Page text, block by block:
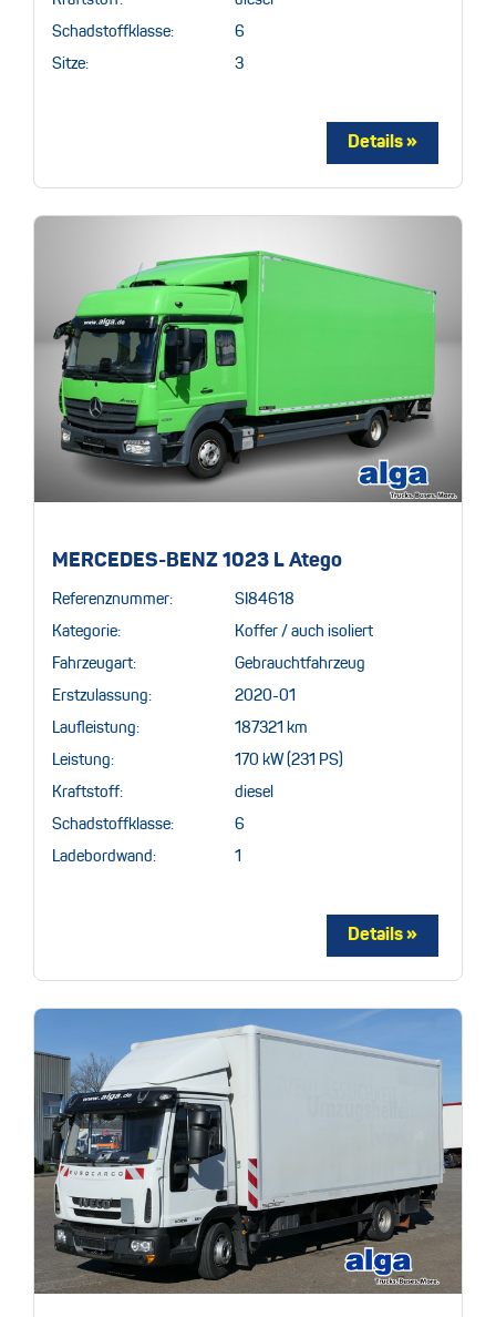
Schadstoffklasse: 6
Sitze: 3
MERCEDES-BENZ 1023 L Atego
Referenznummer: SI84618
Kategorie: Koffer / auch isoliert
Fahrzeugart: Gebrauchtfahrzeug
Erstzulassung: 2020-01
Laufleistung: 187321 km
Leistung: 170 kW (231 PS)
Kraftstoff: diesel
Schadstoffklasse: 6
Ladebordwand: 1